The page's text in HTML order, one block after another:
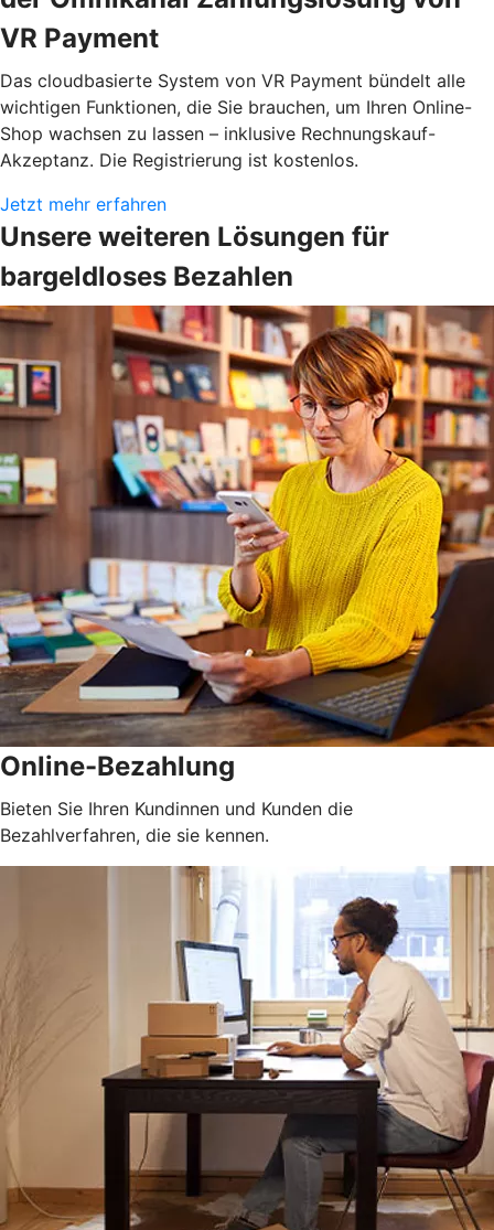
VR Payment
Das cloudbasierte System von VR Payment bündelt alle
wichtigen Funktionen, die Sie brauchen, um Ihren Online-
Shop wachsen zu lassen – inklusive Rechnungskauf-
Akzeptanz. Die Registrierung ist kostenlos.
Jetzt mehr erfahren
Unsere weiteren Lösungen für
bargeldloses Bezahlen
Online-Bezahlung
Bieten Sie Ihren Kundinnen und Kunden die
Bezahlverfahren, die sie kennen.